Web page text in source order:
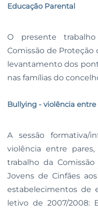
Educação Parental
O presente
Comissão de Proteção
levantamento dos
nas famílias do
Bullying - violência entre
A sessão formativa/
violência entre
trabalho da
Jovens de Cinfães
estabelecimentos de
letivo de 2007/2008: